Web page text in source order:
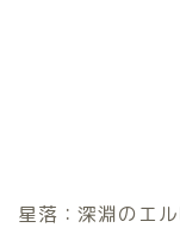
星落：深淵のエ